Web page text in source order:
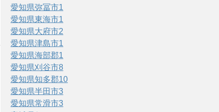
愛知県弥冨市1
愛知県東海市1
愛知県大府市2
愛知県津島市1
愛知県海部郡1
愛知県刈谷市8
愛知県知多郡10
愛知県半田市3
愛知県常滑市3